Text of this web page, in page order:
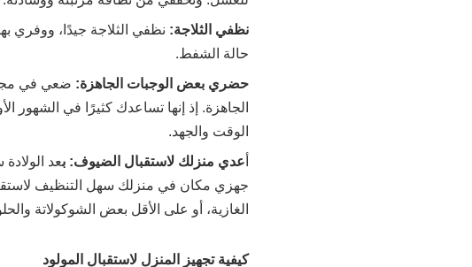
نظفي الثلاجة: نظفي الثلاجة جيدًا، ووفري
حالة الشفط.
حضري بعض الوجبات الجاهزة: ضعي في
الجاهزة. إذ إنها تساعدك كثيرًا في الشهور
الوقت والجهد.
عدي منزلك لاستقبال الضيوف: بعد
جهزي مكان في منزلك سهل التنظيف
الغازية، أو على الأقل بعض الشوكولاتة
كيفية تجهيز المنزل لاستقبال المولود